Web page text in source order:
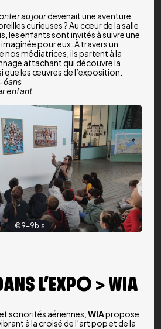
au jourdevenait une aventure
curieuses ? Au cœur de la salle
les enfants sont invités à suivre une
pour eux. À travers un
nos médiatrices, ils partent à la
attachant qui découvre la
que les œuvres de l’exposition.
6ans
enfant
©9-9bis
L’EXPO > WIA
sonorités aériennes, WIApropose
à la croisé de l’art pop et de la